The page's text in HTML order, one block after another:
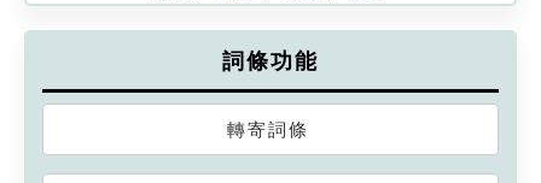
詞條功能
轉寄詞條